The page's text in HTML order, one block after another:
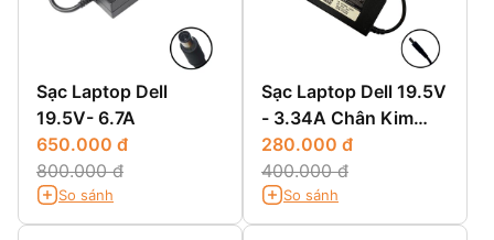
Sạc Laptop Dell
19.5V- 6.7A
650.000 đ
800.000 đ
So sánh
Sạc Laptop Dell 19.5V
- 3.34A Chân Kim
Nhỏ
280.000 đ
400.000 đ
So sánh